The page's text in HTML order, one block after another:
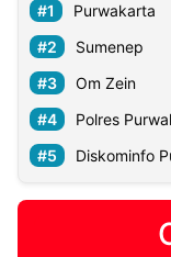
Purwakarta
Sumenep
Om Zein
Polres
Diskominfo